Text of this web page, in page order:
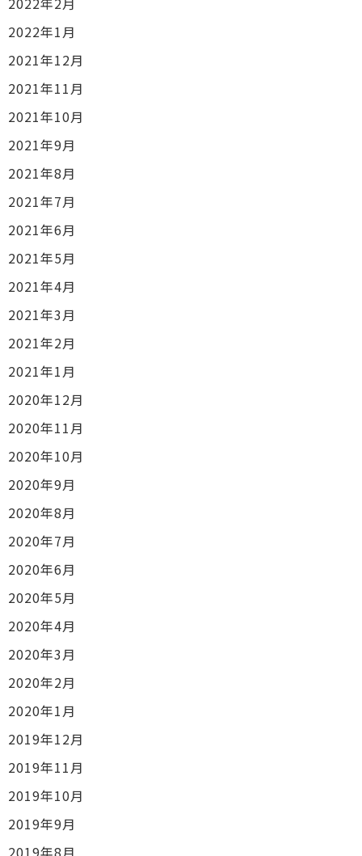
2022年1月
2021年12月
2021年11月
2021年10月
2021年9月
2021年8月
2021年7月
2021年6月
2021年5月
2021年4月
2021年3月
2021年2月
2021年1月
2020年12月
2020年11月
2020年10月
2020年9月
2020年8月
2020年7月
2020年6月
2020年5月
2020年4月
2020年3月
2020年2月
2020年1月
2019年12月
2019年11月
2019年10月
2019年9月
2019年8月